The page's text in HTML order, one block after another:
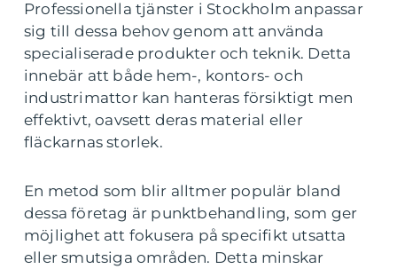
Professionella tjänster i Stockholm anpassar
sig till dessa behov genom att använda
specialiserade produkter och teknik. Detta
innebär att både hem-, kontors- och
industrimattor kan hanteras försiktigt men
effektivt, oavsett deras material eller
fläckarnas storlek.
En metod som blir alltmer populär bland
dessa företag är punktbehandling, som ger
möjlighet att fokusera på specifikt utsatta
eller smutsiga områden. Detta minskar